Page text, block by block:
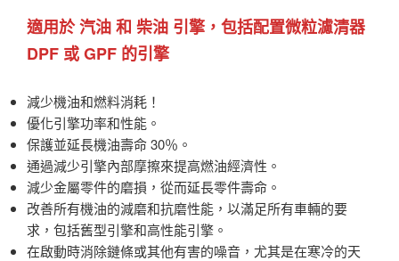
適用於 汽油 和 柴油 引擎，包括配置微粒濾清器
DPF 或 GPF 的引擎
減少機油和燃料消耗！
優化引擎功率和性能。
保護並延長機油壽命 30％。
通過減少引擎內部摩擦來提高燃油經濟性。
減少金屬零件的磨損，從而延長零件壽命。
改善所有機油的減磨和抗磨性能，以滿足所有車輛的要
求，包括舊型引擎和高性能引擎。
在啟動時消除鏈條或其他有害的噪音，尤其是在寒冷的天